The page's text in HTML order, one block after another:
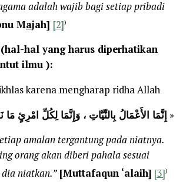
adalah wajib bagi setiap pribadi
Majah] [2])
hal yang harus diperhatikan
ilmu ):
karena mengharap ridha Allah
« إِنَّمَا الأَعْمَالُ بِالنِّيَّاتِ ، وَإِنَّمَا لِكُلِّ امْرِئٍ مَا
amalan tergantung pada niatnya.
orang akan diberi pahala sesuai
dia niatkan.” [Muttafaqun ‘alaih] [3])